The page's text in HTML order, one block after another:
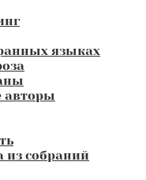
языках
авторы
из собраний